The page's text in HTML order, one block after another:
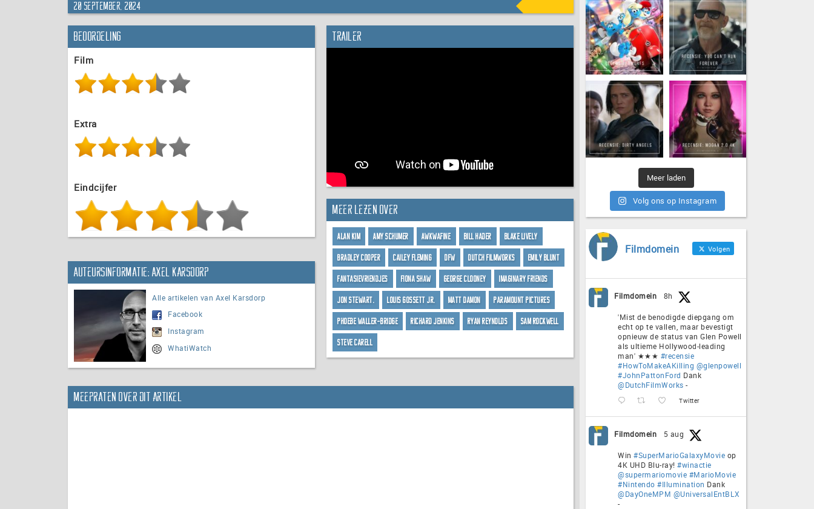
20 september, 2024
Beoordeling
Film
Extra
Eindcijfer
Trailer
Meer lezen over
Alan Kim Amy Schumer Awkwafine Bill Hader Blake Lively
Bradley Cooper Cailey Fleming DFW Dutch FilmWorks Emily Blunt
Fantasievriendjes Fiona Shaw George Clooney Imaginary Friends
Jon Stewart. Louis Gossett Jr. Matt Damon Paramount Pictures
Phoebe Waller-Bridge Richard Jenkins Ryan Reynolds Sam Rockwell
Steve Carell
Auteursinformatie: Axel Karsdorp
Alle artikelen van Axel Karsdorp
Facebook
Instagram
WhatiWatch
Meepraten over dit artikel
Meer laden
Volg ons op Instagram
Filmdomein Volgen
Filmdomein 8h
'Mist de benodigde diepgang om
echt op te vallen, maar bevestigt
opnieuw de status van Glen Powell
als ultieme Hollywood-leading
man' ★★★ #recensie
#HowToMakeAKilling @glenpowell
#JohnPattonFord Dank
@DutchFilmWorks -
Twitter
Filmdomein 5 aug
Win #SuperMarioGalaxyMovie op
4K UHD Blu-ray! #winactie
@supermariomovie #MarioMovie
#Nintendo #Illumination Dank
@DayOneMPM @UniversalEntBLX
-